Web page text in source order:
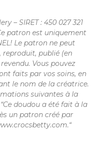
– SIRET : 450 027 321
patron est uniquement
Le patron ne peut
publié (en
Vous pouvez
faits par vos soins, en
le nom de la créatrice.
suivantes à la
doudou a été fait à la
un patron créé par